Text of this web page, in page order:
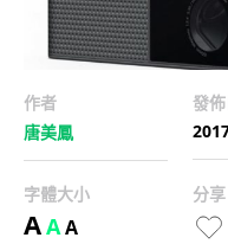
作者
唐美鳳
發
字體大小
AAA
分享